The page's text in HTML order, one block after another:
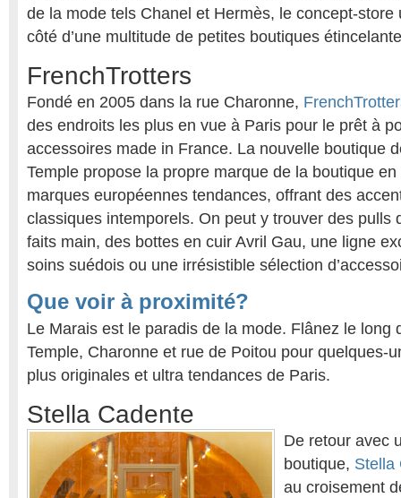
de la mode tels Chanel et Hermès, le concept-store
côté d’une multitude de petites boutiques
FrenchTrotters
Fondé en 2005 dans la rue Charonne,
des endroits les plus en vue à Paris pour le prêt à
accessoires made in France. La nouvelle boutique
Temple propose la propre marque de la boutique en
marques européennes tendances, offrant des
classiques intemporels. On peut y trouver des pulls
faits main, des bottes en cuir Avril Gau, une ligne
soins suédois ou une irrésistible sélection
Que voir à proximité?
Le Marais est le paradis de la mode. Flânez le long
Temple, Charonne et rue de Poitou pour quelques-
plus originales et ultra tendances de Paris.
Stella Cadente
De retour avec
boutique, Stella
au croisement